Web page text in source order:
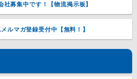
社募集中です！【物流掲示板】
ルマガ登録受付中【無料！】